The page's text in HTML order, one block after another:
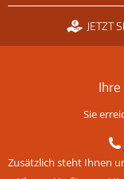
JETZT
Sie
Zusätzlich steht Ihnen